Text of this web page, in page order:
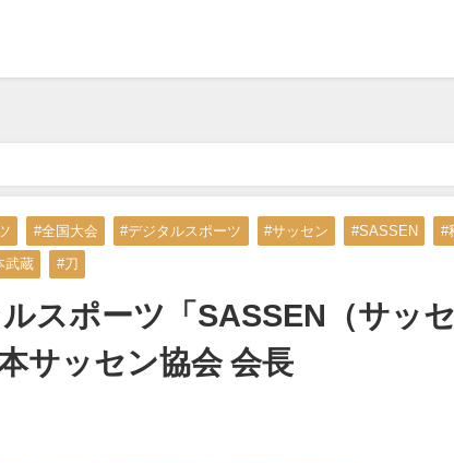
#全国大会 #デジタルスポーツ #サッセン #SASSEN #
武蔵 #刀
スポーツ「SASSEN（サッ
サッセン協会 会長